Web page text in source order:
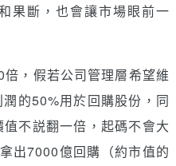
果斷，也會讓市場眼前一
，假若公司管理層希望維
的50%用於回購股份，同
不説翻一倍，起碼不會大
出7000億回購（約市值的